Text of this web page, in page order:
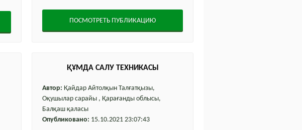
ПОСМОТРЕТЬ ПУБЛИКАЦИЮ
ҚҰМДА САЛУ ТЕХНИКАСЫ
Автор: Қайдар Айтолқын Талғатқызы,
Оқушылар сарайы , Қарағанды облысы,
Балқаш қаласы
Опубликовано: 15.10.2021 23:07:43